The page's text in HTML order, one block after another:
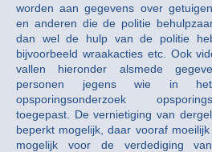
worden aan gegevens over
en anderen die de politie
dan wel de hulp van de politie
bijvoorbeeld wraakacties etc. Ook
vallen hieronder alsmede
personen jegens wie in
opsporingsonderzoek
toegepast. De vernietiging van
beperkt mogelijk, daar vooraf
mogelijk voor de verdediging